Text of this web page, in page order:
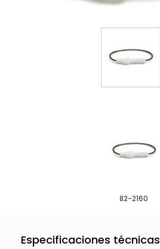
82-2160
Especificaciones técnicas